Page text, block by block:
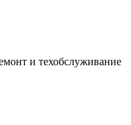
и техобслуживание